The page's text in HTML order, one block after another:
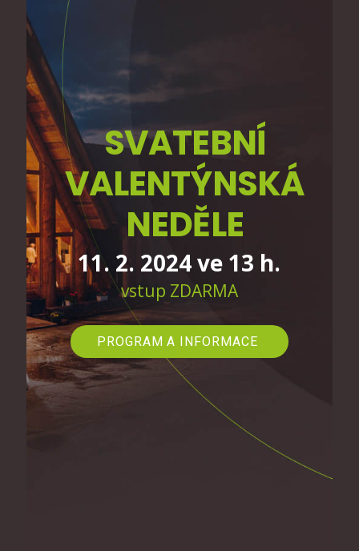
PROGRAM A INFORMACE
SVATEBNÍ
VALENTÝNSKÁ
NEDĚLE
vstup ZDARMA
11. 2. 2024 ve 13 h.